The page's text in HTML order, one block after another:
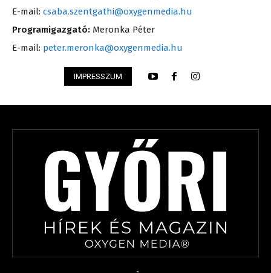
E-mail: csaba.szentgathi@oxygenmedia.hu
Programigazgató: Meronka Péter
E-mail: peter.meronka@oxygenmedia.hu
IMPRESSZUM